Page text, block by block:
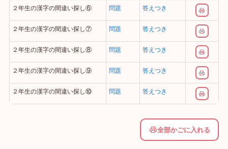
２年生の漢字の間違い探し⑥ 問題 答えつき
２年生の漢字の間違い探し⑦ 問題 答えつき
２年生の漢字の間違い探し⑧ 問題 答えつき
２年生の漢字の間違い探し⑨ 問題 答えつき
２年生の漢字の間違い探し⑩ 問題 答えつき
全部かごに入れる